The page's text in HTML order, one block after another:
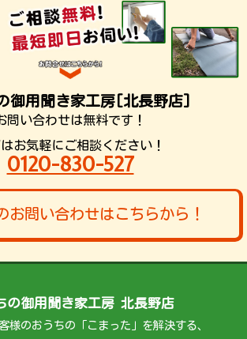
御用聞き家工房[北長野店]
問い合わせは無料です！
お気軽にご相談ください！
0120-830-527
お問い合わせはこちらから！
の御用聞き家工房 北長野店
様のおうちの「こまった」を解決する、